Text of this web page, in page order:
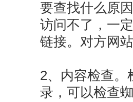
要查找什么原
访问不了，一
链接。对方网
2、内容检查。
录，可以检查